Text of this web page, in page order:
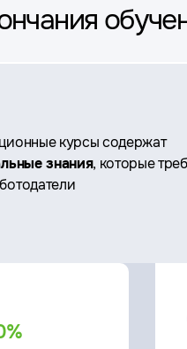
курсы содержат
знания, которые